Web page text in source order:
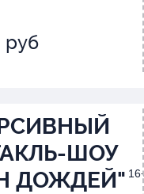
руб
ШОУ
ДОЖДЕЙ"